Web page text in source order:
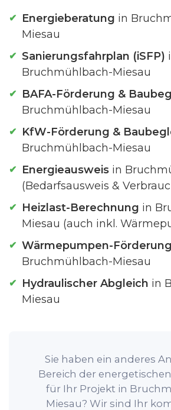
Energieberatung in
Miesau
Sanierungsfahrplan (iSFP)
Bruchmühlbach-Miesau
BAFA-Förderung &
Bruchmühlbach-Miesau
KfW-Förderung &
Bruchmühlbach-Miesau
Energieausweis in
(Bedarfsausweis &
Heizlast-Berechnung in
Miesau (auch inkl.
Wärmepumpen-Förderung
Bruchmühlbach-Miesau
Hydraulischer Abgleich in
Miesau
Sie haben ein anderes
Bereich der
für Ihr Projekt in
Miesau? Wir sind Ihr